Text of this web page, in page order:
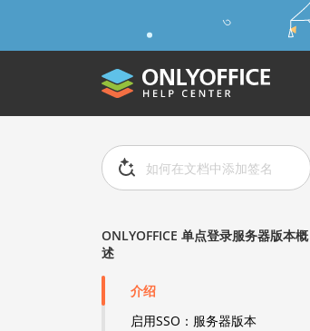
ONLYOFFICE 单点登录服务器版本概
述
介绍
启用SSO：服务器版本